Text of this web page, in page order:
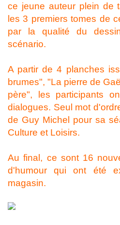
ce jeune auteur plein de
les 3 premiers tomes de
par la qualité du
scénario.
A partir de 4 planches
brumes", "La pierre de
père", les participants
dialogues. Seul mot
de Guy Michel pour sa
Culture et Loisirs.
Au final, ce sont 16
d'humour qui ont été
magasin.